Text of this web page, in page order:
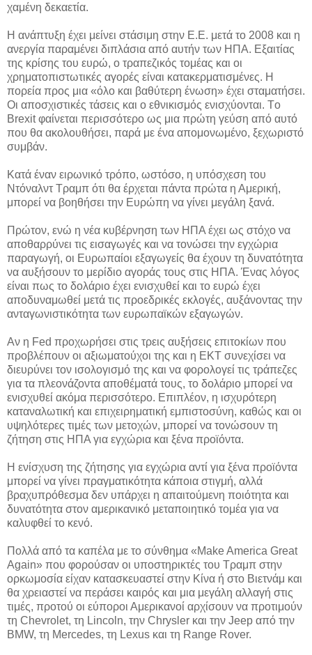
χαμένη δεκαετία.
Η ανάπτυξη έχει μείνει στάσιμη στην Ε.Ε. μετά το 2008 και η
ανεργία παραμένει διπλάσια από αυτήν των ΗΠΑ. Εξαιτίας
της κρίσης του ευρώ, ο τραπεζικός τομέας και οι
χρηματοπιστωτικές αγορές είναι κατακερματισμένες. Η
πορεία προς μια «όλο και βαθύτερη ένωση» έχει σταματήσει.
Οι αποσχιστικές τάσεις και ο εθνικισμός ενισχύονται. Τo
Βrexit φαίνεται περισσότερο ως μια πρώτη γεύση από αυτό
που θα ακολουθήσει, παρά με ένα απομονωμένο, ξεχωριστό
συμβάν.
Κατά έναν ειρωνικό τρόπο, ωστόσο, η υπόσχεση του
Ντόναλντ Τραμπ ότι θα έρχεται πάντα πρώτα η Αμερική,
μπορεί να βοηθήσει την Ευρώπη να γίνει μεγάλη ξανά.
Πρώτον, ενώ η νέα κυβέρνηση των ΗΠΑ έχει ως στόχο να
αποθαρρύνει τις εισαγωγές και να τονώσει την εγχώρια
παραγωγή, οι Ευρωπαίοι εξαγωγείς θα έχουν τη δυνατότητα
να αυξήσουν το μερίδιο αγοράς τους στις ΗΠΑ. Ένας λόγος
είναι πως το δολάριο έχει ενισχυθεί και το ευρώ έχει
αποδυναμωθεί μετά τις προεδρικές εκλογές, αυξάνοντας την
ανταγωνιστικότητα των ευρωπαϊκών εξαγωγών.
Αν η Fed προχωρήσει στις τρεις αυξήσεις επιτοκίων που
προβλέπουν οι αξιωματούχοι της και η ΕΚΤ συνεχίσει να
διευρύνει τον ισολογισμό της και να φορολογεί τις τράπεζες
για τα πλεονάζοντα αποθέματά τους, το δολάριο μπορεί να
ενισχυθεί ακόμα περισσότερο. Επιπλέον, η ισχυρότερη
καταναλωτική και επιχειρηματική εμπιστοσύνη, καθώς και οι
υψηλότερες τιμές των μετοχών, μπορεί να τονώσουν τη
ζήτηση στις ΗΠΑ για εγχώρια και ξένα προϊόντα.
Η ενίσχυση της ζήτησης για εγχώρια αντί για ξένα προϊόντα
μπορεί να γίνει πραγματικότητα κάποια στιγμή, αλλά
βραχυπρόθεσμα δεν υπάρχει η απαιτούμενη ποιότητα και
δυνατότητα στον αμερικανικό μεταποιητικό τομέα για να
καλυφθεί το κενό.
Πολλά από τα καπέλα με το σύνθημα «Make America Great
Again» που φορούσαν οι υποστηρικτές του Τραμπ στην
ορκωμοσία είχαν κατασκευαστεί στην Κίνα ή στο Βιετνάμ και
θα χρειαστεί να περάσει καιρός και μια μεγάλη αλλαγή στις
τιμές, προτού οι εύποροι Αμερικανοί αρχίσουν να προτιμούν
τη Chevrolet, τη Lincoln, την Chrysler και την Jeep από την
BMW, τη Μercedes, τη Lexus και τη Range Rover.